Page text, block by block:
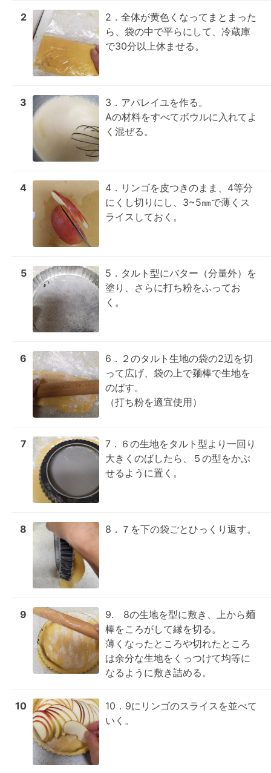
2
2．全体が黄色くなってまとまった
ら、袋の中で平らにして、冷蔵庫
で30分以上休ませる。
3
3．アパレイユを作る。
Aの材料をすべてボウルに入れてよ
く混ぜる。
4
4．リンゴを皮つきのまま、4等分
にくし切りにし、3~5㎜で薄くス
ライスしておく。
5
5．タルト型にバター（分量外）を
塗り、さらに打ち粉をふってお
く。
6
6．２のタルト生地の袋の2辺を切
って広げ、袋の上で麺棒で生地を
のばす。
（打ち粉を適宜使用）
7
7．６の生地をタルト型より一回り
大きくのばしたら、５の型をかぶ
せるように置く。
8 8．７を下の袋ごとひっくり返す。
9
9.　8の生地を型に敷き、上から麺
棒をころがして縁を切る。
薄くなったところや切れたところ
は余分な生地をくっつけて均等に
なるように敷き詰める。
10
10．9にリンゴのスライスを並べて
いく。